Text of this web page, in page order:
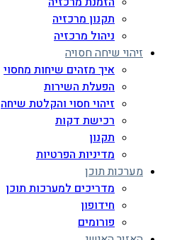
תקנון מרכזיה
ניהול מרכזיה
זיהוי שיחה חסויה
איך מזהים שיחות מחסוי
הפעלת השירות
זיהוי חסוי והקלטת שיחה
רכישת דקות
תקנון
מדיניות הפרטיות
מערכות תוכן
מדריכים למערכות תוכן
חידופון
פורומים